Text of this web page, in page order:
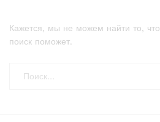
Кажется, мы не можем найти то,
поиск поможет.